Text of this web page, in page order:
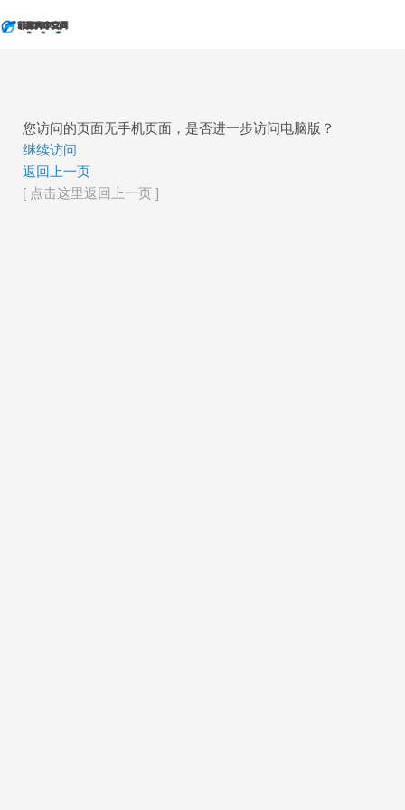
您访问的页面无手机页面，是否进一步访问电脑版？
继续访问
返回上一页
[ 点击这里返回上一页 ]